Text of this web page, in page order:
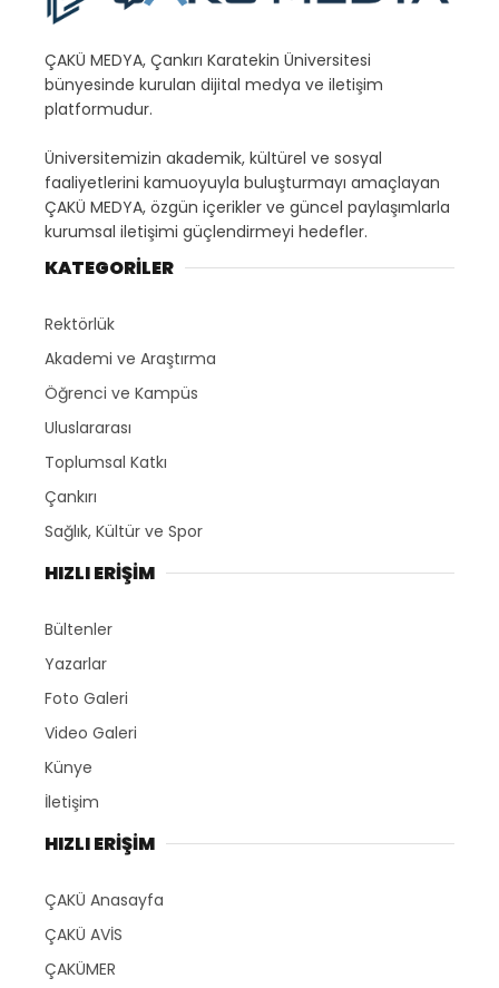
ÇAKÜ MEDYA, Çankırı Karatekin Üniversitesi
bünyesinde kurulan dijital medya ve iletişim
platformudur.
Üniversitemizin akademik, kültürel ve sosyal
faaliyetlerini kamuoyuyla buluşturmayı amaçlayan
ÇAKÜ MEDYA, özgün içerikler ve güncel paylaşımlarla
kurumsal iletişimi güçlendirmeyi hedefler.
KATEGORİLER
Rektörlük
Akademi ve Araştırma
Öğrenci ve Kampüs
Uluslararası
Toplumsal Katkı
Çankırı
Sağlık, Kültür ve Spor
HIZLI ERİŞİM
Bültenler
Yazarlar
Foto Galeri
Video Galeri
Künye
İletişim
HIZLI ERİŞİM
ÇAKÜ Anasayfa
ÇAKÜ AVİS
ÇAKÜMER